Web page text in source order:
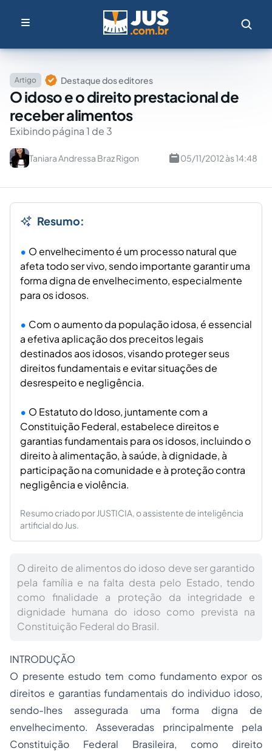
Artigo Destaque dos editores
O idoso e o direito prestacional de
receber alimentos
Exibindo página 1 de 3
Taniara Andressa Braz Rigon 05/11/2012 às 14:48
Resumo:
O envelhecimento é um processo natural que
afeta todo ser vivo, sendo importante garantir uma
forma digna de envelhecimento, especialmente
para os idosos.
Com o aumento da população idosa, é essencial
a efetiva aplicação dos preceitos legais
destinados aos idosos, visando proteger seus
direitos fundamentais e evitar situações de
desrespeito e negligência.
O Estatuto do Idoso, juntamente com a
Constituição Federal, estabelece direitos e
garantias fundamentais para os idosos, incluindo o
direito à alimentação, à saúde, à dignidade, à
participação na comunidade e à proteção contra
negligência e violência.
Resumo criado por JUSTICIA, o assistente de inteligência
artificial do Jus.
O direito de alimentos do idoso deve ser garantido
pela família e na falta desta pelo Estado, tendo
como finalidade a proteção da integridade e
dignidade humana do idoso como prevista na
Constituição Federal do Brasil.
INTRODUÇÃO
O presente estudo tem como fundamento expor os
direitos e garantias fundamentais do individuo idoso,
sendo-lhes assegurada uma forma digna de
envelhecimento. Asseveradas principalmente pela
Constituição Federal Brasileira, como direito